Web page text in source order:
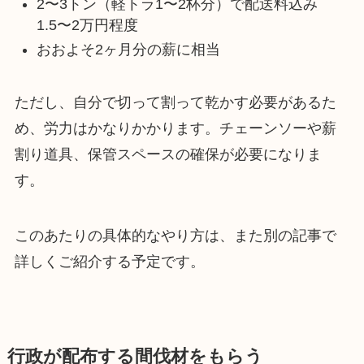
2〜3トン（軽トラ1〜2杯分）で配送料込み
1.5〜2万円程度
おおよそ2ヶ月分の薪に相当
ただし、自分で切って割って乾かす必要があるた
め、労力はかなりかかります。チェーンソーや薪
割り道具、保管スペースの確保が必要になりま
す。
このあたりの具体的なやり方は、また別の記事で
詳しくご紹介する予定です。
行政が配布する間伐材をもらう